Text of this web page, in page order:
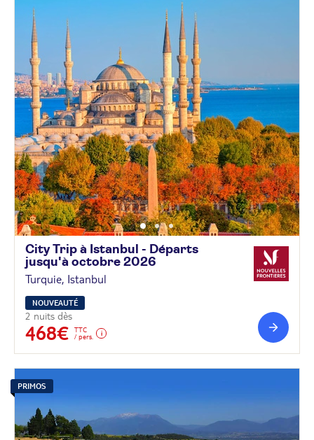
City Trip à Istanbul - Départs
jusqu'à octobre 2026
Turquie, Istanbul
NOUVEAUTÉ
2 nuits dès
468€
TTC
/ pers.
PRIMOS